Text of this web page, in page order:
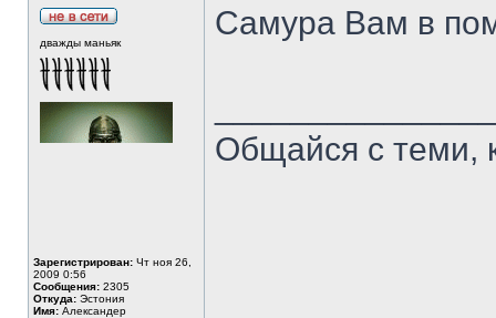
дважды маньяк
Зарегистрирован: Чт ноя 26,
2009 0:56
Сообщения: 2305
Откуда: Эстония
Имя: Александер
Самура Вам в
Общайся с теми,